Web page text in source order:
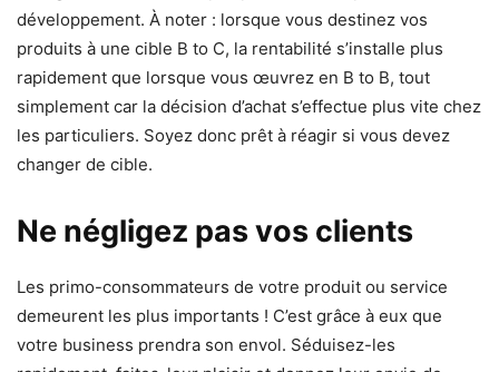
développement. À noter : lorsque vous destinez vos
produits à une cible B to C, la rentabilité s’installe plus
rapidement que lorsque vous œuvrez en B to B, tout
simplement car la décision d’achat s’effectue plus vite chez
les particuliers. Soyez donc prêt à réagir si vous devez
changer de cible.
Ne négligez pas vos clients
Les primo-consommateurs de votre produit ou service
demeurent les plus importants ! C’est grâce à eux que
votre business prendra son envol. Séduisez-les